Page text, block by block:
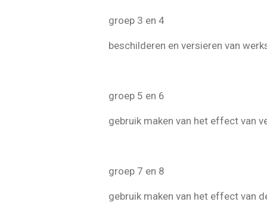
groep 3 en 4
beschilderen en versieren van
groep 5 en 6
gebruik maken van het effect van
groep 7 en 8
gebruik maken van het effect van